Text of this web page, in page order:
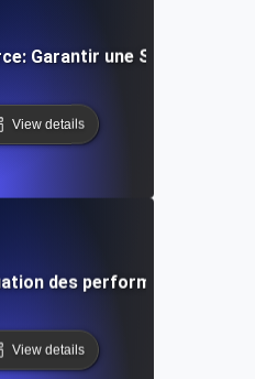
Garantir une Scalabilité
View details
des performances en
View details